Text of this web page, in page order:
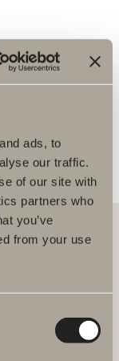
ads, to
our traffic.
of our site with
partners who
you’ve
from your use